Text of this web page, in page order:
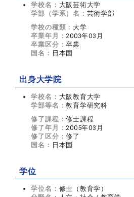
学校名： 大阪芸術大学
学部（学系）名： 芸術学部
学校の種類： 大学
卒業年月： 2003年03月
卒業区分：卒業
国名： 日本国
出身大学院
学校名： 大阪教育大学
学部等名：教育学研究科
修了課程：修士課程
修了年月： 2005年03月
修了区分：修了
国名： 日本国
学位
学位名： 修士（教育学）